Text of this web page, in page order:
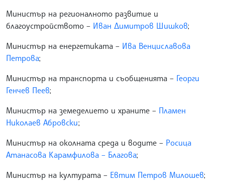
Министър на регионалното развитие и
благоустройството – Иван Димитров Шишков;
Министър на енергетиката – Ива Венциславова
Петрова;
Министър на транспорта и съобщенията – Георги
Генчев Пеев;
Министър на земеделието и храните – Пламен
Николаев Абровски;
Министър на околната среда и водите – Росица
Атанасова Карамфилова – Благова;
Министър на културата – Евтим Петров Милошев;